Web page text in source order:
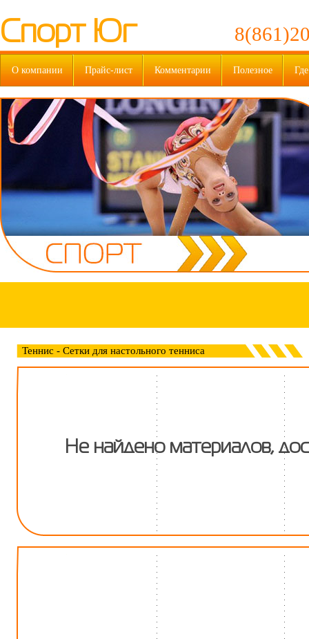
Спорт Юг
О компании Прайс-лист Комментарии Полезное
Теннис - Сетки для настольного тенниса
Не найдено материалов,